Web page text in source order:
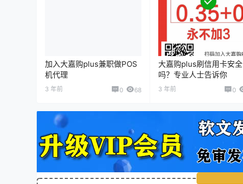
加入大嘉购plus兼职做POS
机代理
3 年前 0 68
大嘉购plus刷信用卡安全
吗？专业人士告诉你
3 年前 0